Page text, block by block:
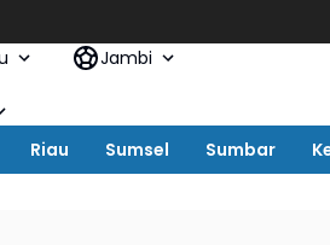
Jambi
Riau Sumsel Sumbar